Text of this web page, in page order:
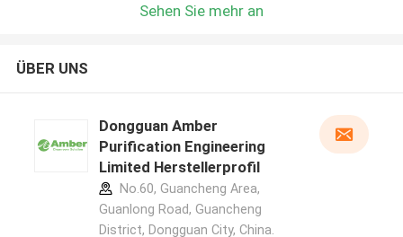
Sehen Sie mehr an
ÜBER UNS
Dongguan Amber
Purification Engineering
Limited Herstellerprofil
No.60, Guancheng Area,
Guanlong Road, Guancheng
District, Dongguan City, China.